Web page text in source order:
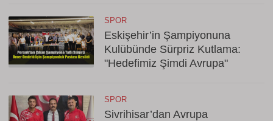
SPOR
Eskişehir’in Şampiyonuna
Kulübünde Sürpriz Kutlama:
"Hedefimiz Şimdi Avrupa"
SPOR
Sivrihisar’dan Avrupa